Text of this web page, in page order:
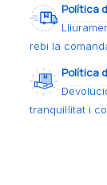
Política
rebi la
Política
tranquil·litat i